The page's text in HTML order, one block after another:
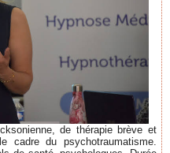
de thérapie brève et
cadre du psychotraumatisme.